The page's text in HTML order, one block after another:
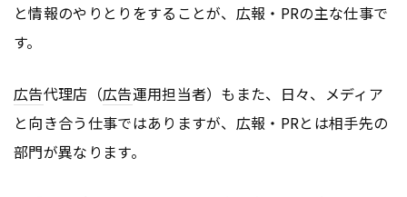
と情報のやりとりをすることが、広報・PRの主な仕事で
す。
広告代理店（広告運用担当者）もまた、日々、メディア
と向き合う仕事ではありますが、広報・PRとは相手先の
部門が異なります。